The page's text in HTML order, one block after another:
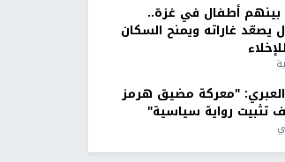
أطفال في غزة..
يصعّد غاراته ويمنح السكان
العبري: "معركة مضيق هرمز
تثبيت رواية سياسية"